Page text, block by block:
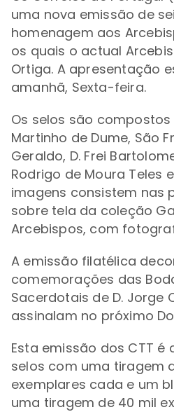
uma nova emissão de
homenagem aos
os quais o actual
Ortiga. A apresentação
amanhã, Sexta-feira.
Os selos são
Martinho de Dume, São
Geraldo, D. Frei
Rodrigo de Moura Teles
imagens consistem nas
sobre tela da coleção
Arcebispos, com
A emissão filatélica
comemorações das
Sacerdotais de D. Jorge
assinalam no próximo
Esta emissão dos CTT
selos com uma tiragem
exemplares cada e um
uma tiragem de 40 mil